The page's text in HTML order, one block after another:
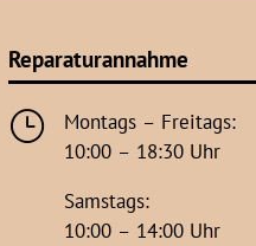
Reparaturannahme
}
Montags – Freitags:
10:00 – 18:30 Uhr
Samstags:
10:00 – 14:00 Uhr